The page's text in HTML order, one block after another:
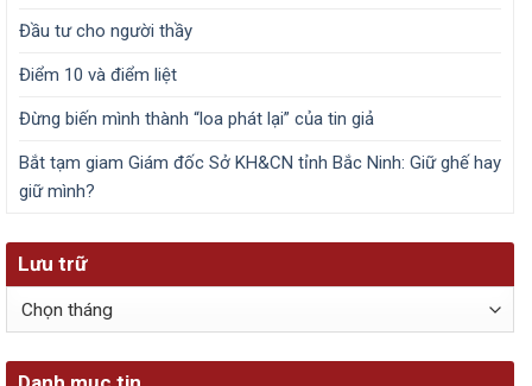
Đầu tư cho người thầy
Điểm 10 và điểm liệt
Đừng biến mình thành “loa phát lại” của tin giả
Bắt tạm giam Giám đốc Sở KH&CN tỉnh Bắc Ninh: Giữ ghế hay
giữ mình?
Lưu trữ
Lưu